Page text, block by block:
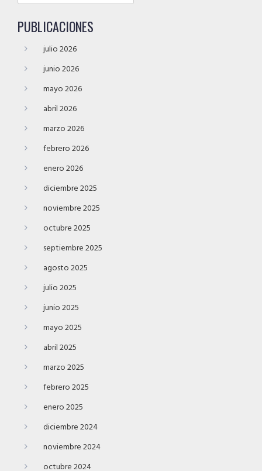
PUBLICACIONES
julio 2026
junio 2026
mayo 2026
abril 2026
marzo 2026
febrero 2026
enero 2026
diciembre 2025
noviembre 2025
octubre 2025
septiembre 2025
agosto 2025
julio 2025
junio 2025
mayo 2025
abril 2025
marzo 2025
febrero 2025
enero 2025
diciembre 2024
noviembre 2024
octubre 2024